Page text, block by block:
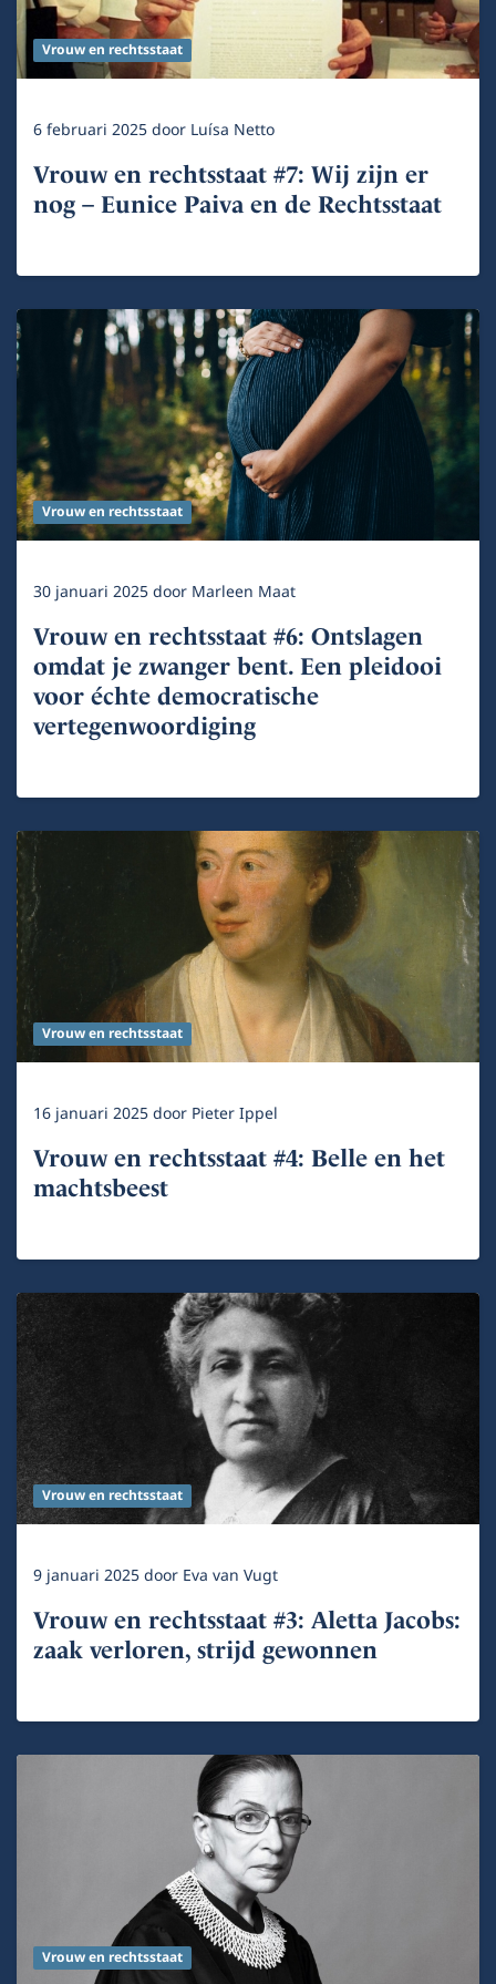
Vrouw en rechtsstaat
6 februari 2025door Luísa Netto
Vrouw en rechtsstaat #7: Wij zijn er
nog – Eunice Paiva en de Rechtsstaat
Vrouw en rechtsstaat
30 januari 2025door Marleen Maat
Vrouw en rechtsstaat #6: Ontslagen
omdat je zwanger bent. Een pleidooi
voor échte democratische
vertegenwoordiging
Vrouw en rechtsstaat
16 januari 2025door Pieter Ippel
Vrouw en rechtsstaat #4: Belle en het
machtsbeest
Vrouw en rechtsstaat
9 januari 2025door Eva van Vugt
Vrouw en rechtsstaat #3: Aletta Jacobs:
zaak verloren, strijd gewonnen
Vrouw en rechtsstaat